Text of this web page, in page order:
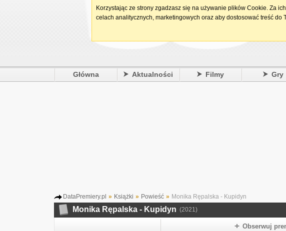
Główna Aktualności Filmy Gry
DataPremiery.pl » Książki » Powieść » Monika Rępalska - Kupidyn
Monika Rępalska - Kupidyn (2021)
Obserwuj
Korzystając ze strony zgadzasz się na używanie plików Cookie. Za
celach analitycznych, marketingowych oraz aby dostosować treść